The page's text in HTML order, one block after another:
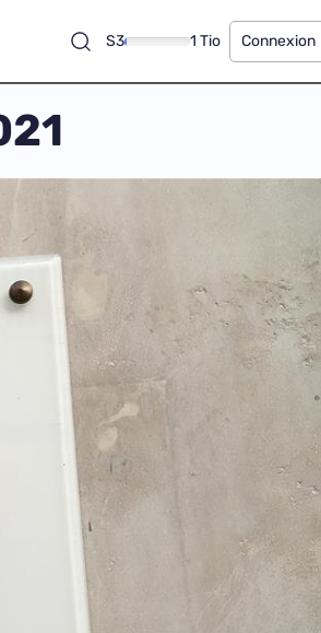
S3 1 Tio Connexion